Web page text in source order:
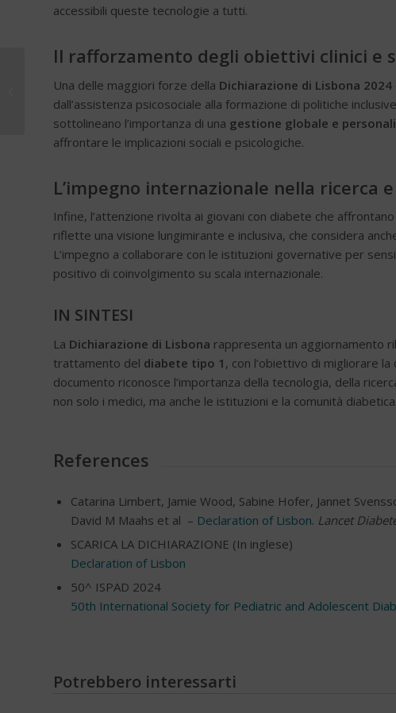
accessibili queste tecnologie a tutti.
Il rafforzamento degli obiettivi clinici e
Una delle maggiori forze della Dichiarazione di Lisbona 2024
dall’assistenza psicosociale alla formazione di politiche
sottolineano l’importanza di una gestione globale e
affrontare le implicazioni sociali e psicologiche.
L’impegno internazionale nella ricerca
Infine, l’attenzione rivolta ai giovani con diabete che
riflette una visione lungimirante e inclusiva, che considera
L’impegno a collaborare con le istituzioni governative per
positivo di coinvolgimento su scala internazionale.
IN SINTESI
La Dichiarazione di Lisbona rappresenta un aggiornamento
trattamento del diabete tipo 1 , con l’obiettivo di migliorare
documento riconosce l’importanza della tecnologia, della
non solo i medici, ma anche le istituzioni e la comunità diabetica.
References
Catarina Limbert, Jamie Wood, Sabine Hofer, Jannet
David M Maahs et al – Declaration of Lisbon. Lancet
SCARICA LA DICHIARAZIONE (In inglese)
Declaration of Lisbon
50^ ISPAD 2024
50th International Society for Pediatric and Adolescent
Potrebbero interessarti
Rivoluzione
Terapeutica